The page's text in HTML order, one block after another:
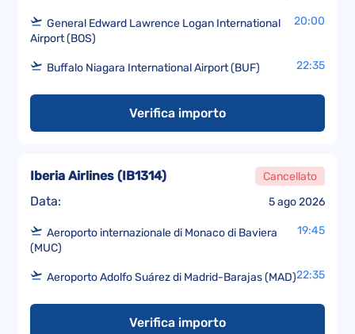
General Edward Lawrence Logan International
Airport (BOS)
20:00
Buffalo Niagara International Airport (BUF) 22:35
Verifica importo
Data: 5 ago 2026
Iberia Airlines (IB1314) Cancellato
Aeroporto internazionale di Monaco di Baviera
(MUC)
19:45
Aeroporto Adolfo Suárez di Madrid-Barajas (MAD)22:35
Verifica importo